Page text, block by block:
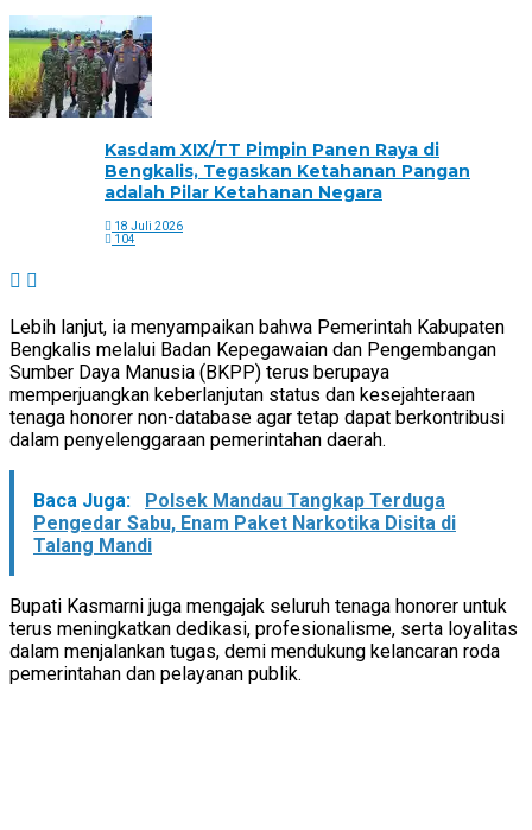
Kasdam XIX/TT Pimpin Panen Raya di
Bengkalis, Tegaskan Ketahanan Pangan
adalah Pilar Ketahanan Negara
18 Juli 2026
104
Lebih lanjut, ia menyampaikan bahwa Pemerintah Kabupaten
Bengkalis melalui Badan Kepegawaian dan Pengembangan
Sumber Daya Manusia (BKPP) terus berupaya
memperjuangkan keberlanjutan status dan kesejahteraan
tenaga honorer non-database agar tetap dapat berkontribusi
dalam penyelenggaraan pemerintahan daerah.
Baca Juga:
Polsek Mandau Tangkap Terduga
Pengedar Sabu, Enam Paket Narkotika Disita di
Talang Mandi
Bupati Kasmarni juga mengajak seluruh tenaga honorer untuk
terus meningkatkan dedikasi, profesionalisme, serta loyalitas
dalam menjalankan tugas, demi mendukung kelancaran roda
pemerintahan dan pelayanan publik.